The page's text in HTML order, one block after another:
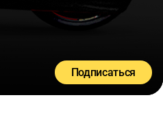
Подписаться